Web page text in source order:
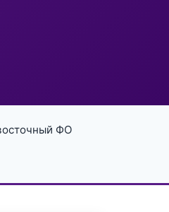
ФО